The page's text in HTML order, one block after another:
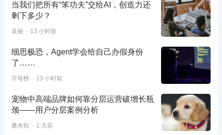
当我们把所有“笨功夫”交给AI，创造力还
剩下多少？
袁振 13 小时前
细思极恐，Agent学会给自己办假身份
了……
字母榜 13 小时前
宠物中高端品牌如何靠分层运营破增长瓶
颈——用户分层案例分析
桑木拓 1 天前